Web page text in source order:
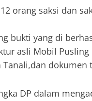
orang saksi dan
bukti yang di
asli Mobil
Tanali,dan dokumen
DP dalam